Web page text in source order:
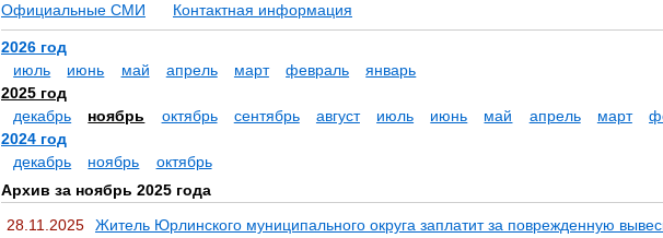
Официальные СМИ
Контактная информация
2026 год
июль
июнь май апрель март февраль
январь
2025 год
декабрь
ноябрь октябрь сентябрь август июль июнь май апрель март
2024 год
декабрь
ноябрь
октябрь
Архив за ноябрь 2025 года
28.11.2025
Житель Юрлинского муниципального округа заплатит за поврежденную